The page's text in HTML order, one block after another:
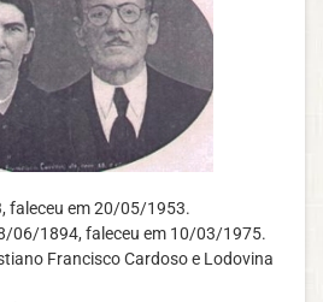
faleceu em 20/05/1953.
06/1894, faleceu em 10/03/1975.
Francisco Cardoso e Lodovina